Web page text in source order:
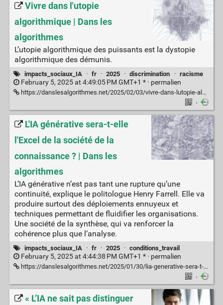
Vivre dans l'utopie
algorithmique | Dans les
algorithmes
L’utopie algorithmique des puissants est la dystopie
algorithmique des démunis.
impacts_sociaux_IA · fr · 2025 · discrimination · racisme
February 5, 2025 at 4:49:05 PM GMT+1 * · permalien
https://danslesalgorithmes.net/2025/02/03/vivre-dans-lutopie-algorithmique/
·
L'IA générative sera-t-elle
l'Excel de la société de la
connaissance ? | Dans les
algorithmes
L’IA générative n’est pas tant une rupture qu’une
continuité, explique le politologue Henry Farrell. Elle va
produire surtout des déploiements ennuyeux et
techniques permettant de fluidifier les organisations.
Une société de la synthèse, qui va renforcer la
cohérence plus que l’analyse.
impacts_sociaux_IA · fr · 2025 · conditions_travail
February 5, 2025 at 4:44:38 PM GMT+1 * · permalien
https://danslesalgorithmes.net/2025/01/30/lia-generative-sera-t-elle-lexcel-de-la-societe-de-la-connaissance/
·
« L’IA ne sait pas distinguer